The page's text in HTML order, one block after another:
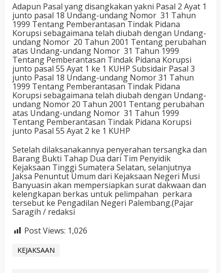
Adapun Pasal yang disangkakan yakni Pasal 2 Ayat 1
junto pasal 18 Undang-undang Nomor 31 Tahun
1999 Tentang Pemberantasan Tindak Pidana
Korupsi sebagaimana telah diubah dengan Undang-
undang Nomor 20 Tahun 2001 Tentang perubahan
atas Undang-undang Nomor 31 Tahun 1999
Tentang Pemberantasan Tindak Pidana Korupsi
junto pasal 55 Ayat 1 ke 1 KUHP Subsidair Pasal 3
junto Pasal 18 Undang-undang Nomor 31 Tahun
1999 Tentang Pemberantasan Tindak Pidana
Korupsi sebagaimana telah diubah dengan Undang-
undang Nomor 20 Tahun 2001 Tentang perubahan
atas Undang-undang Nomor 31 Tahun 1999
Tentang Pemberantasan Tindak Pidana Korupsi
junto Pasal 55 Ayat 2 ke 1 KUHP
Setelah dilaksanakannya penyerahan tersangka dan
Barang Bukti Tahap Dua dari Tim Penyidik
Kejaksaan Tinggi Sumatera Selatan, selanjutnya
Jaksa Penuntut Umum dari Kejaksaan Negeri Musi
Banyuasin akan mempersiapkan surat dakwaan dan
kelengkapan berkas untuk pelimpahan perkara
tersebut ke Pengadilan Negeri Palembang.(Pajar
Saragih / redaksi
Post Views: 1,026
KEJAKSAAN